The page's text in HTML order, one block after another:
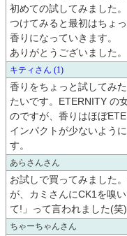
初めての試してみました。
つけてみると最初はちょ
香りになっていきます。
ありがとうございました。
キティ 1
香りをちょっと試してみ
たいです。ETERNITY の
のですが、香りはほぼ
インパクトが少ないよう
す。
あらさん
お試しで買ってみました
が、カミさんにCK1を嗅
て!」って言われました(笑)
ちゃーちゃん